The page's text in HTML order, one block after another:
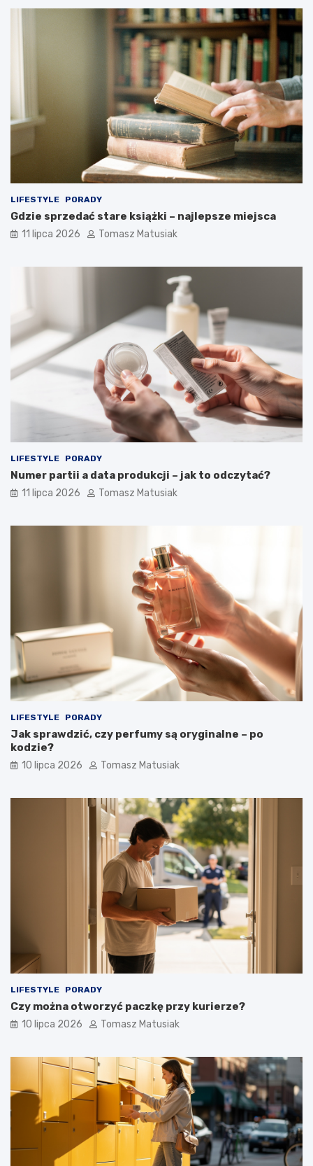
LIFESTYLE PORADY
Gdzie sprzedać stare książki – najlepsze miejsca
11 lipca 2026 Tomasz Matusiak
LIFESTYLE PORADY
Numer partii a data produkcji – jak to odczytać?
11 lipca 2026 Tomasz Matusiak
LIFESTYLE PORADY
Jak sprawdzić, czy perfumy są oryginalne – po
kodzie?
10 lipca 2026 Tomasz Matusiak
LIFESTYLE PORADY
Czy można otworzyć paczkę przy kurierze?
10 lipca 2026 Tomasz Matusiak